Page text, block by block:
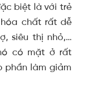
biệt là với trẻ
chất rất dễ
siêu thị nhỏ,…
có mặt ở rất
phần làm giảm